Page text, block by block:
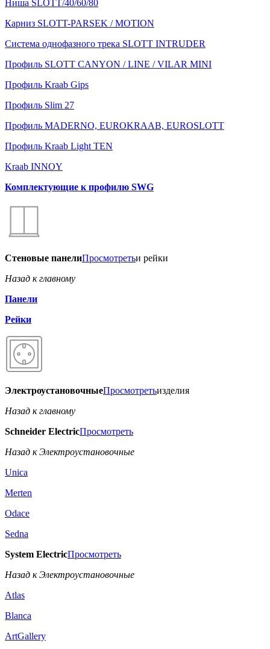
Ниша SLOTT/40/60/80
Карниз SLOTT-PARSEK / MOTION
Система однофазного трека SLOTT INTRUDER
Профиль SLOTT CANYON / LINE / VILAR MINI
Профиль Kraab Gips
Профиль Slim 27
Профиль MADERNO, EUROKRAAB, EUROSLOTT
Профиль Kraab Light TEN
Kraab INNOY
Комплектующие к профилю SWG
Стеновые панелиПросмотретьи рейки
Назад к главному
Панели
Рейки
ЭлектроустановочныеПросмотретьизделия
Назад к главному
Schneider ElectricПросмотреть
Назад к Электроустановочные
Unica
Merten
Odace
Sedna
System ElectricПросмотреть
Назад к Электроустановочные
Atlas
Blanca
ArtGallery